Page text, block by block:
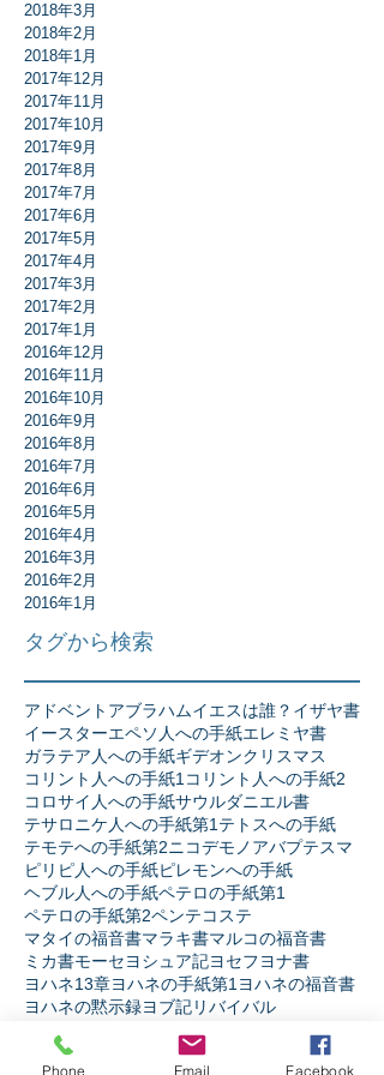
2018年3月
2018年2月
2018年1月
2017年12月
2017年11月
2017年10月
2017年9月
2017年8月
2017年7月
2017年6月
2017年5月
2017年4月
2017年3月
2017年2月
2017年1月
2016年12月
2016年11月
2016年10月
2016年9月
2016年8月
2016年7月
2016年6月
2016年5月
2016年4月
2016年3月
2016年2月
2016年1月
タグから検索
アドベント アブラハムイエスは誰？ イザヤ書
イースターエペソ人への手紙エレミヤ書
ガラテア人への手紙ギデオンクリスマス
コリント人への手紙1 コリント人への手紙2
コロサイ人への手紙サウルダニエル書
テサロニケ人への手紙第1 テトスへの手紙
テモテへの手紙第2ニコデモ ノアバプテスマ
ピリピ人への手紙ピレモンへの手紙
ヘブル人への手紙ペテロの手紙第1
ペテロの手紙第2ペンテコステ
マタイの福音書マラキ書マルコの福音書
ミカ書モーセヨシュア記ヨセフヨナ書
ヨハネ13章ヨハネの手紙第1 ヨハネの福音書
ヨハネの黙示録ヨブ記リバイバル
人生人間とは 伝道者の書
信仰とは
Phone Email Facebook